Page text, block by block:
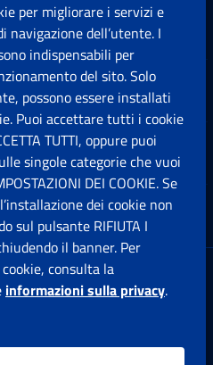
Ciro il Grande, 21
per migliorare i servizi e
navigazione dell’utente. I
indispensabili per
del sito. Solo
possono essere installati
Puoi accettare tutti i cookie
TUTTI, oppure puoi
singole categorie che vuoi
DEI COOKIE. Se
dei cookie non
sul pulsante RIFIUTA I
il banner. Per
consulta la
informazioni sulla privacy.